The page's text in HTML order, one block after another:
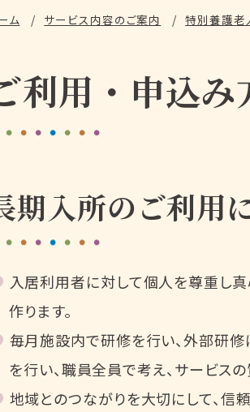
ム サービス内容のご案内 特別養護老
利用・申込み
期入所のご利用
入居利用者に対して個人を尊重し真
作ります。
毎月施設内で研修を行い、外部研修
を行い、職員全員で考え、サービス
地域とのつながりを大切にして、信